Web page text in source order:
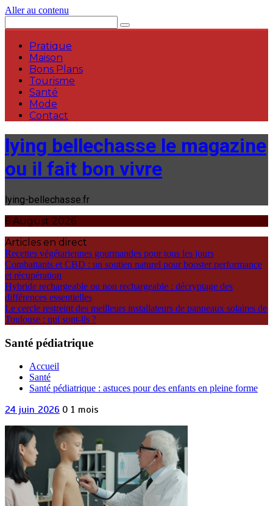
Aller au contenu
Pratique
Maison
Bons Plans
Tourisme
Santé
Mode
Contact
lying bellechasse le magazine
ou il fait bon vivre
lying-bellechasse.fr
6 August 2026
Articles en direct
Recettes végétariennes gourmandes pour tous les jours
Combattants et CBD : un soutien naturel pour booster performance
et récupération
Hybride rechargeable ou non rechargeable : décryptage des
différences essentielles
Le cercle restreint des meilleurs installateurs de panneaux solaires de
Toulouse : qui sont-ils ?
Santé pédiatrique
Accueil
Santé
Santé pédiatrique : astuces pour des enfants en pleine forme
24 juin 2026 0 1 mois